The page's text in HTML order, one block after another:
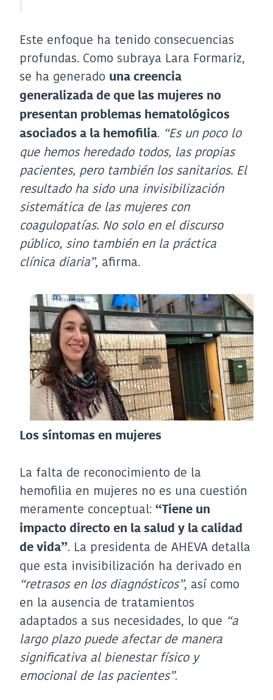
Este enfoque ha tenido consecuencias
profundas. Como subraya Lara Formariz,
se ha generado una creencia
generalizada de que las mujeres no
presentan problemas hematológicos
asociados a la hemofilia. “Es un poco lo
que hemos heredado todos, las propias
pacientes, pero también los sanitarios. El
resultado ha sido una invisibilización
sistemática de las mujeres con
coagulopatías. No solo en el discurso
público, sino también en la práctica
clínica diaria”, afirma.
Los síntomas en mujeres
La falta de reconocimiento de la
hemofilia en mujeres no es una cuestión
meramente conceptual: “Tiene un
impacto directo en la salud y la calidad
de vida”. La presidenta de AHEVA detalla
que esta invisibilización ha derivado en
“retrasos en los diagnósticos”, así como
en la ausencia de tratamientos
adaptados a sus necesidades, lo que “a
largo plazo puede afectar de manera
significativa al bienestar físico y
emocional de las pacientes”.